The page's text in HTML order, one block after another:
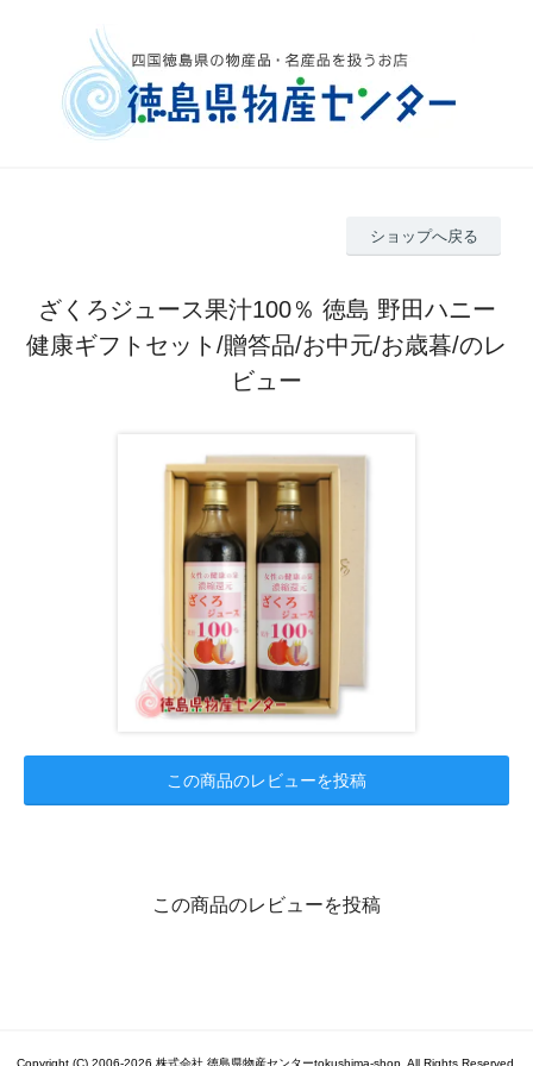
ショップへ戻る
ざくろジュース果汁100％ 徳島 野田ハニー
健康ギフトセット/贈答品/お中元/お歳暮/のレ
ビュー
この商品のレビューを投稿
この商品のレビューを投稿
Copyright (C) 2006-2026 株式会社 徳島県物産センターtokushima-shop. All Rights Reserved.